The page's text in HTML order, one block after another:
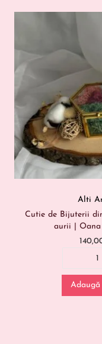
Alti
Cutie de Bijuterii
aurii |
Adaugă